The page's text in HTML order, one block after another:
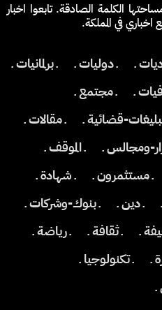
الكلمة الصادقة. تابعوا اخبار
في المملكة.
ـ ـ دوليات ـ
ـ برلمانيات ـ
ـ
ـ مجتمع ـ
قضائية ـ
ـ مقالات ـ
ومجالس ـ
ـ الموقف ـ
ـ مستثمرون ـ
ـ شهادة ـ
ـ دين ـ
ـ بنوك-وشركات ـ
ـ ـ ثقافة ـ
ـ رياضة ـ
ـ
ـ تكنولوجيا ـ